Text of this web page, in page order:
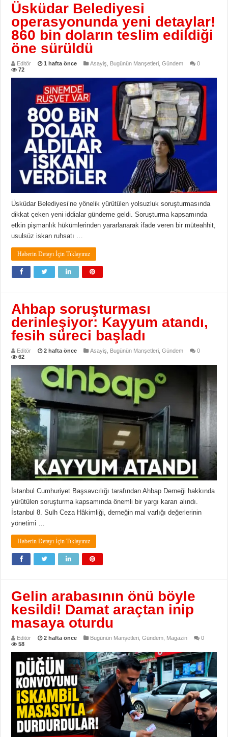
Üsküdar Belediyesi
operasyonunda yeni detaylar!
860 bin doların teslim edildiği
öne sürüldü
Editör 1 hafta önce Asayiş Bugünün Manşetleri ,Gündem
0
72
Üsküdar Belediyesi’ne yönelik yürütülen yolsuzluk soruşturmasında
dikkat çeken yeni iddialar gündeme geldi. Soruşturma kapsamında
etkin pişmanlık hükümlerinden yararlanarak ifade veren bir müteahhit,
usulsüz iskan ruhsatı …
Haberin Detayı İçin Tıklayınız
Ahbap soruşturması
derinleşiyor: Kayyum atandı,
fesih süreci başladı
Editör 2 hafta önce Asayiş Bugünün Manşetleri ,Gündem
0
62
İstanbul Cumhuriyet Başsavcılığı tarafından Ahbap Derneği hakkında
yürütülen soruşturma kapsamında önemli bir yargı kararı alındı.
İstanbul 8. Sulh Ceza Hâkimliği, derneğin mal varlığı değerlerinin
yönetimi …
Haberin Detayı İçin Tıklayınız
Gelin arabasının önü böyle
kesildi! Damat araçtan inip
masaya oturdu
Editör 2 hafta önce Bugünün Manşetleri ,Gündem Magazin
0
58